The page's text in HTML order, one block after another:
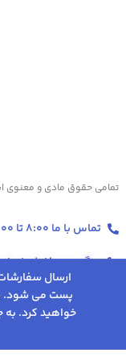
پست می شود.
خواهید کرد.
تمامی حقوق مادی و معنوی
تماس با ما 8:00 تا 16:00 09136604547
پیگیری سفارش از
تخفیف‌ها و
ترازو مکانیکی
0